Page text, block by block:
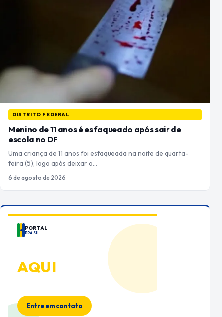
DISTRITO FEDERAL
Menino de 11 anos é esfaqueado após sair de
escola no DF
Uma criança de 11 anos foi esfaqueada na noite de quarta-
feira (5), logo após deixar o…
6 de agosto de 2026
PORTAL
BRASIL
AQUI
Entre em contato